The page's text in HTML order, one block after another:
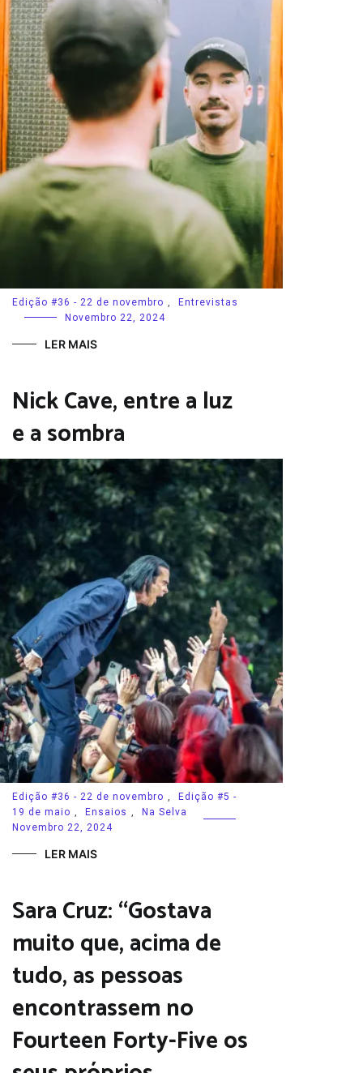
Edição #36 - 22 de novembro ,
Entrevistas
Novembro 22, 2024
LER MAIS
Nick Cave, entre a luz
e a sombra
Edição #36 - 22 de novembro ,
Edição #5 -
19 de maio , Ensaios ,
Na Selva
Novembro 22, 2024
LER MAIS
Sara Cruz: “Gostava
muito que, acima de
tudo, as pessoas
encontrassem no
Fourteen Forty-Five os